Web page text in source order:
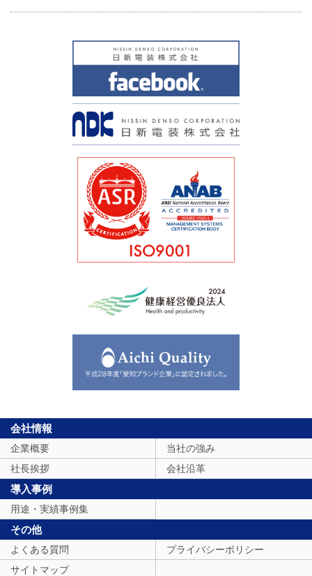
会社情報
企業概要
当社の強み
社長挨拶
会社沿革
導入事例
用途・実績事例集
その他
よくある質問
プライバシーポリシー
サイトマップ